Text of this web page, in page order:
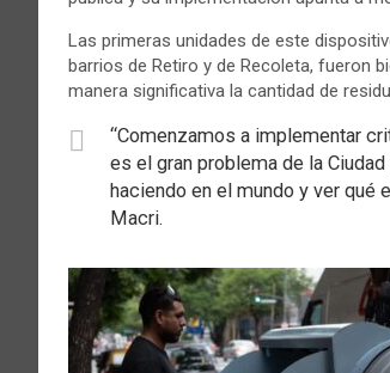
Las primeras unidades de este
barrios de Retiro y de Recoleta, fueron
manera significativa la cantidad de
“Comenzamos a implementar
es el gran problema de la
haciendo en el mundo y ver qué
Macri.